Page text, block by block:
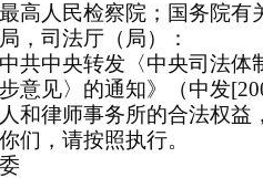
高人民检察院；国务院有
，司法厅（局）：
中央转发〈中央司法体
意见〉的通知》（中发
和律师事务所的合法权
们，请按照执行。